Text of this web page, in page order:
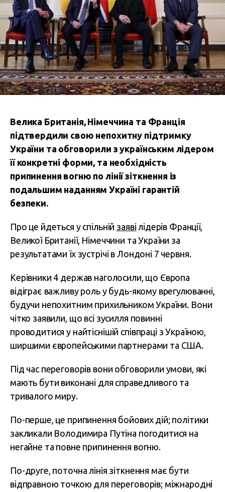
Велика Британія, Німеччина та Франція
підтвердили свою непохитну підтримку
України та обговорили з українським лідером
її конкретні форми, та необхідність
припинення вогню по лінії зіткнення із
подальшим наданням Україні гарантій
безпеки.
Про це йдеться у спільній заяві лідерів Франції,
Великої Британії, Німеччини та України за
результатами їх зустрічі в Лондоні 7 червня.
Керівники 4 держав наголосили, що Європа
відіграє важливу роль у будь-якому врегулюванні,
будучи непохитним прихильником України. Вони
чітко заявили, що всі зусилля повинні
проводитися у найтіснішій співпраці з Україною,
ширшими європейськими партнерами та США.
Під час переговорів вони обговорили умови, які
мають бути виконані для справедливого та
тривалого миру.
По-перше, це припинення бойових дій; політики
закликали Володимира Путіна погодитися на
негайне та повне припинення вогню.
По-друге, поточна лінія зіткнення має бути
відправною точкою для переговорів; міжнародні